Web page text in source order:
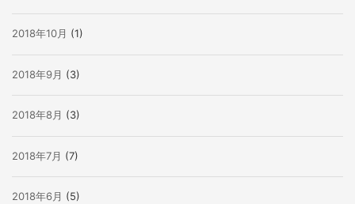
2018年10月 (1)
2018年9月 (3)
2018年8月 (3)
2018年7月 (7)
2018年6月 (5)